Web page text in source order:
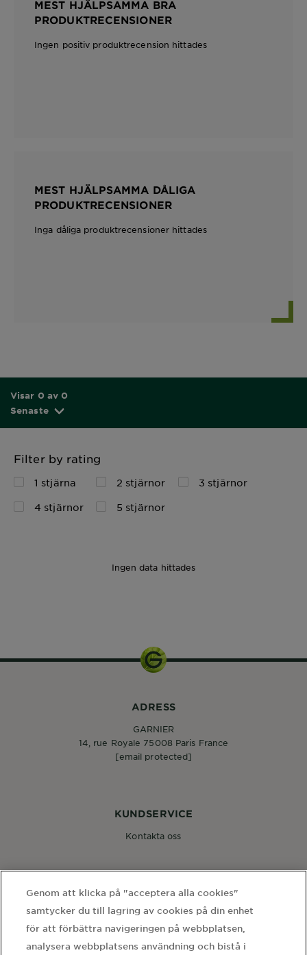
MEST HJÄLPSAMMA BRA
PRODUKTRECENSIONER
Ingen positiv produktrecension hittades
MEST HJÄLPSAMMA DÅLIGA
PRODUKTRECENSIONER
Inga dåliga produktrecensioner hittades
Visar 0 av 0
Senaste
Filter by rating
1 stjärna 2 stjärnor
3 stjärnor
4 stjärnor
5 stjärnor
Ingen data hittades
KUNDSERVICE
Kontakta oss
ADRESS
GARNIER
14, rue Royale 75008 Paris France
[email protected]
Genom att klicka på "acceptera alla cookies"
samtycker du till lagring av cookies på din enhet
för att förbättra navigeringen på webbplatsen,
analysera webbplatsens användning och bistå i